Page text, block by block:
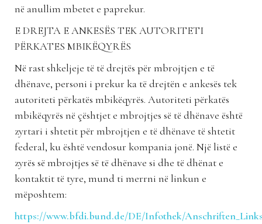
në anullim mbetet e paprekur.
E DREJTA E ANKESËS TEK AUTORITETI
PËRKATES MBIKËQYRËS
Në rast shkeljeje të të drejtës për mbrojtjen e të
dhënave, personi i prekur ka të drejtën e ankesës tek
autoriteti përkatës mbikëqyrës. Autoriteti përkatës
mbikëqyrës në çështjet e mbrojtjes së të dhënave është
zyrtari i shtetit për mbrojtjen e të dhënave të shtetit
federal, ku është vendosur kompania jonë. Një listë e
zyrës së mbrojtjes së të dhënave si dhe të dhënat e
kontaktit të tyre, mund ti merrni në linkun e
mëposhtem:
https://www.bfdi.bund.de/DE/Infothek/